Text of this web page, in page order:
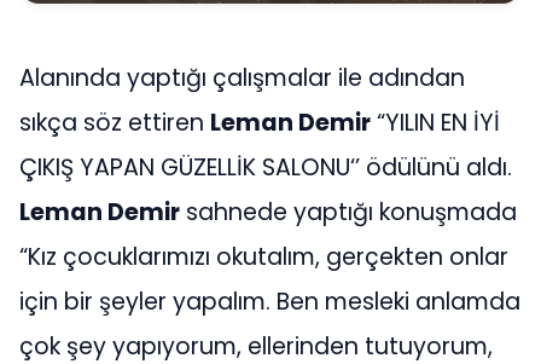
Alanında yaptığı çalışmalar ile adından
sıkça söz ettiren Leman Demir“YILIN EN İYİ
ÇIKIŞ YAPAN GÜZELLİK SALONU‘’ ödülünü aldı.
Leman Demir sahnede yaptığı konuşmada
“Kız çocuklarımızı okutalım, gerçekten onlar
için bir şeyler yapalım. Ben mesleki anlamda
çok şey yapıyorum, ellerinden tutuyorum,